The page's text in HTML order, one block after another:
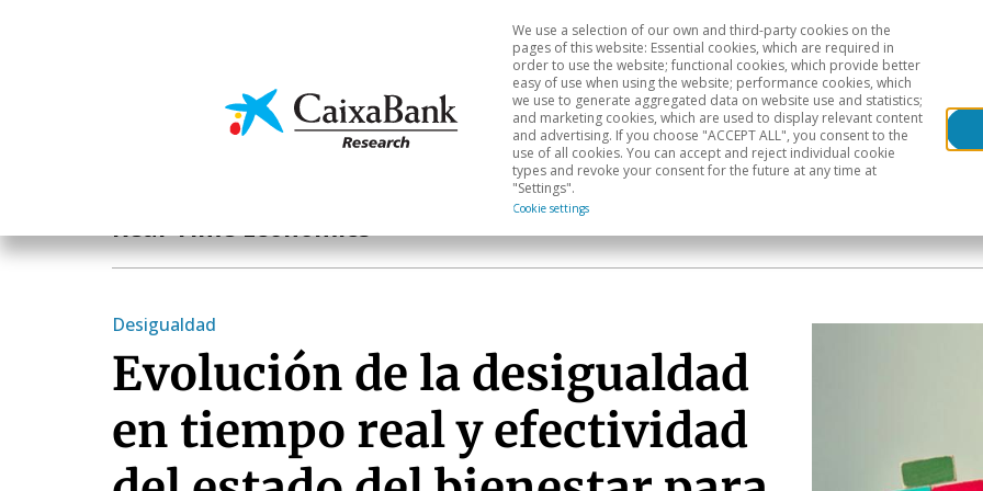
Economics & Markets Sectoral analysis Geographical areas
We use a selection of our own and third-party cookies on the
pages of this website: Essential cookies, which are required in
order to use the website; functional cookies, which provide better
easy of use when using the website; performance cookies, which
we use to generate aggregated data on website use and statistics;
and marketing cookies, which are used to display relevant content
and advertising. If you choose "ACCEPT ALL", you consent to the
use of all cookies. You can accept and reject individual cookie
types and revoke your consent for the future at any time at
"Settings".
Cookie settings
Real-Time Economics
Desigualdad
Evolución de la desigualdad
en tiempo real y efectividad